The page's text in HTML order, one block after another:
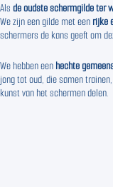
Als de oudste schermgilde ter
We zijn een gilde met een rijke
schermers de kans geeft om
We hebben een hechte
jong tot oud, die samen
kunst van het schermen delen.